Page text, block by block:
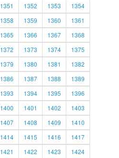
1351 1352 1353
1354
1358 1359 1360
1361
1365 1366 1367
1368
1372 1373 1374
1375
1379 1380 1381
1382
1386 1387 1388
1389
1393 1394 1395
1396
1400 1401 1402
1403
1407 1408 1409
1410
1414 1415 1416
1417
1421 1422 1423 1424